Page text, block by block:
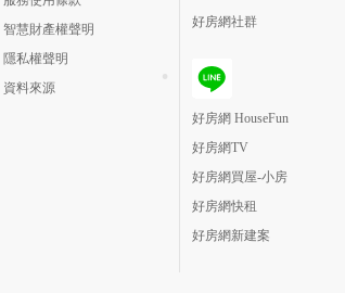
智慧財產權聲明
隱私權聲明
資料來源
好房網社群
好房網 HouseFun
好房網TV
好房網買屋-小房
好房網快租
好房網新建案